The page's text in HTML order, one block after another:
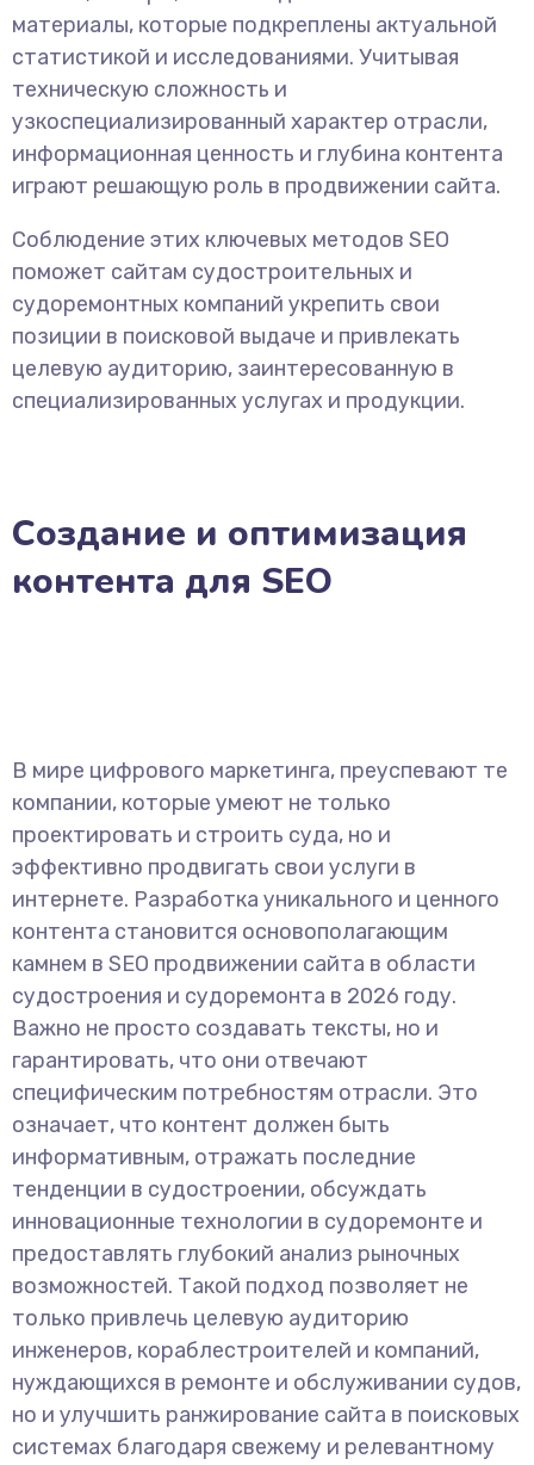
материалы, которые подкреплены актуальной
статистикой и исследованиями. Учитывая
техническую сложность и
узкоспециализированный характер отрасли,
информационная ценность и глубина контента
играют решающую роль в продвижении сайта.
Соблюдение этих ключевых методов SEO
поможет сайтам судостроительных и
судоремонтных компаний укрепить свои
позиции в поисковой выдаче и привлекать
целевую аудиторию, заинтересованную в
специализированных услугах и продукции.
Создание и оптимизация
контента для SEO
В мире цифрового маркетинга, преуспевают те
компании, которые умеют не только
проектировать и строить суда, но и
эффективно продвигать свои услуги в
интернете. Разработка уникального и ценного
контента становится основополагающим
камнем в SEO продвижении сайта в области
судостроения и судоремонта в 2026 году.
Важно не просто создавать тексты, но и
гарантировать, что они отвечают
специфическим потребностям отрасли. Это
означает, что контент должен быть
информативным, отражать последние
тенденции в судостроении, обсуждать
инновационные технологии в судоремонте и
предоставлять глубокий анализ рыночных
возможностей. Такой подход позволяет не
только привлечь целевую аудиторию
инженеров, кораблестроителей и компаний,
нуждающихся в ремонте и обслуживании судов,
но и улучшить ранжирование сайта в поисковых
системах благодаря свежему и релевантному